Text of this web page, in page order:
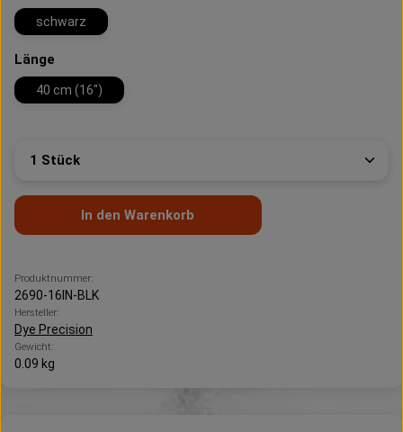
schwarz
Länge
40 cm (16")
Produkt Anzahl: Gib den gewünschten Wert ein
In den Warenkorb
Produktnummer:
2690-16IN-BLK
Hersteller:
Dye Precision
Gewicht:
0.09 kg